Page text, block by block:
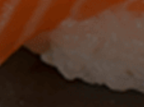
ACCUEIL
LA CARTE